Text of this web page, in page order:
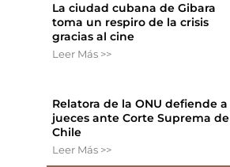
La ciudad cubana de Gibara
toma un respiro de la crisis
gracias al cine
Leer Más >>
Relatora de la ONU defiende a
jueces ante Corte Suprema de
Chile
Leer Más >>